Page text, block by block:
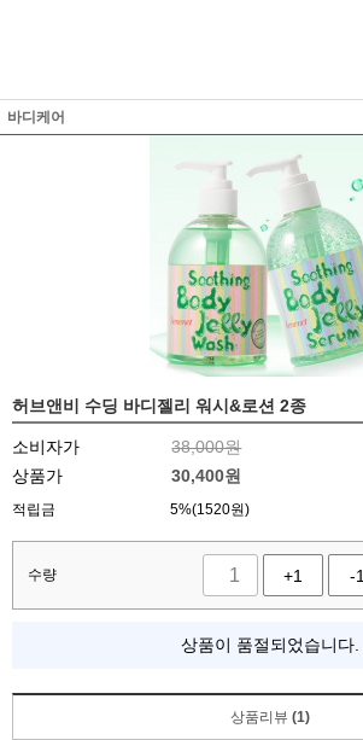
바디케어
허브앤비 수딩 바디젤리 워시&로션 2종
소비자가
38,000원
상품가
30,400원
적립금 5%(1520원)
수량 +1 -1
상품이 품절되었습니다.
상품리뷰 (1)